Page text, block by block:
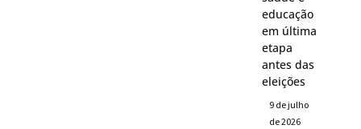
educação
em última
etapa
antes das
eleições
9 de julho
de 2026